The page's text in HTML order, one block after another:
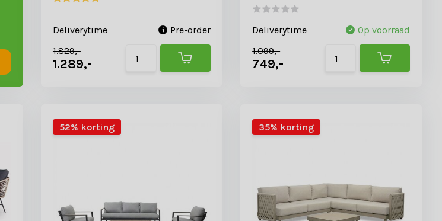
Deliverytime
Pre-order
1.829,-
1.289,-
Deliverytime
Op voorraad
1.099,-
749,-
52% korting 35% korting